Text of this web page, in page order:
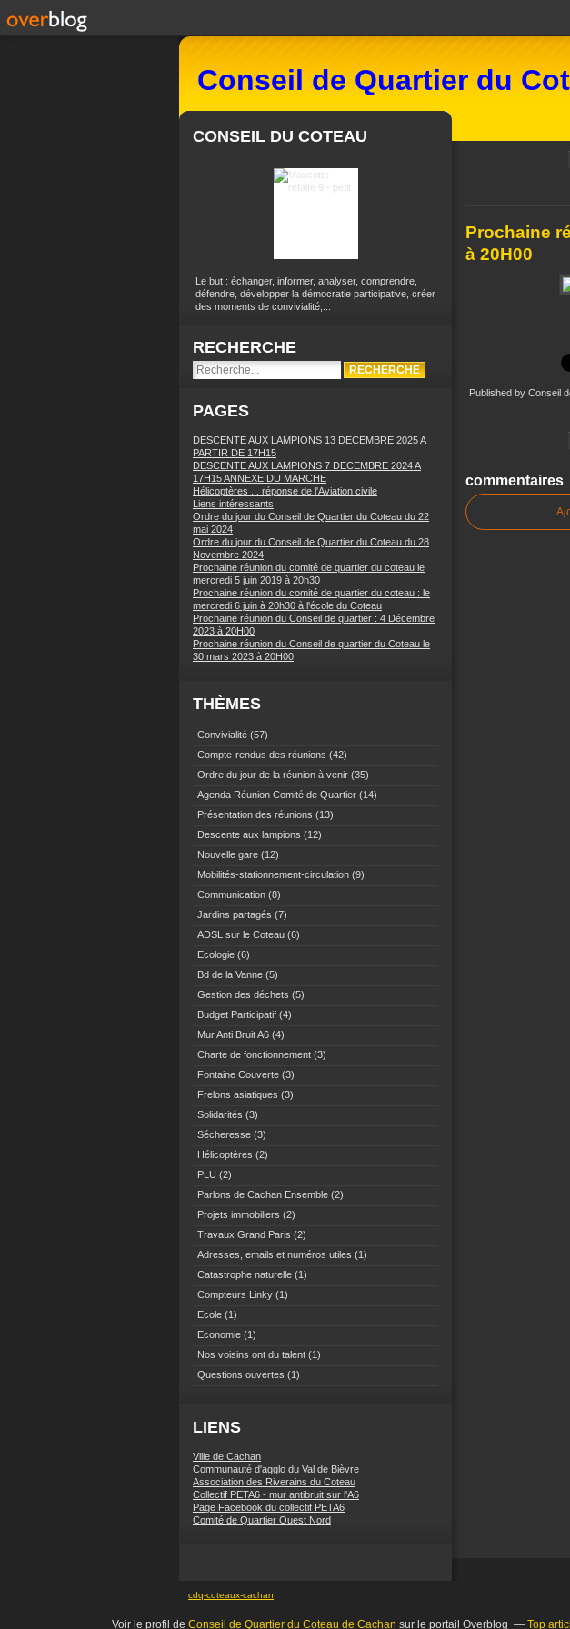
Conseil de Quartier du
CONSEIL DU COTEAU
Le but : échanger, informer, analyser, comprendre,
défendre, développer la démocratie participative, créer
des moments de convivialité,...
RECHERCHE
PAGES
DESCENTE AUX LAMPIONS 13 DECEMBRE 2025 A
PARTIR DE 17H15
DESCENTE AUX LAMPIONS 7 DECEMBRE 2024 A
17H15 ANNEXE DU MARCHE
Hélicoptères ... réponse de l'Aviation civile
Liens intéressants
Ordre du jour du Conseil de Quartier du Coteau du 22
mai 2024
Ordre du jour du Conseil de Quartier du Coteau du 28
Novembre 2024
Prochaine réunion du comité de quartier du coteau le
mercredi 5 juin 2019 à 20h30
Prochaine réunion du comité de quartier du coteau : le
mercredi 6 juin à 20h30 à l'école du Coteau
Prochaine réunion du Conseil de quartier : 4 Décembre
2023 à 20H00
Prochaine réunion du Conseil de quartier du Coteau le
30 mars 2023 à 20H00
THÈMES
Convivialité (57)
Compte-rendus des réunions (42)
Ordre du jour de la réunion à venir (35)
Agenda Réunion Comité de Quartier (14)
Présentation des réunions (13)
Descente aux lampions (12)
Nouvelle gare (12)
Mobilités-stationnement-circulation (9)
Communication (8)
Jardins partagés (7)
ADSL sur le Coteau (6)
Ecologie (6)
Bd de la Vanne (5)
Gestion des déchets (5)
Budget Participatif (4)
Mur Anti Bruit A6 (4)
Charte de fonctionnement (3)
Fontaine Couverte (3)
Frelons asiatiques (3)
Solidarités (3)
Sécheresse (3)
Hélicoptères (2)
PLU (2)
Parlons de Cachan Ensemble (2)
Projets immobiliers (2)
Travaux Grand Paris (2)
Adresses, emails et numéros utiles (1)
Catastrophe naturelle (1)
Compteurs Linky (1)
Ecole (1)
Economie (1)
Nos voisins ont du talent (1)
Questions ouvertes (1)
LIENS
Ville de Cachan
Communauté d'agglo du Val de Bièvre
Association des Riverains du Coteau
Collectif PETA6 - mur antibruit sur l'A6
Page Facebook du collectif PETA6
Comité de Quartier Ouest Nord
Prochaine
à 20H00
Published by Conseil
commentaires
cdq-coteaux-cachan
Voir le profil de Conseil de Quartier du Coteau de Cachan sur le portail Overblog Top